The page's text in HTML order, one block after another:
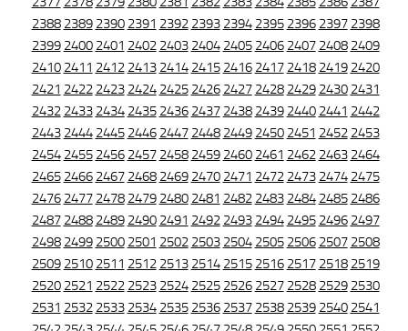
2388 2389 2390 2391 2392 2393 2394 2395 2396 2397 2398
2399 2400 2401 2402 2403 2404 2405 2406 2407 2408 2409
2410 2411 2412 2413 2414 2415 2416 2417 2418 2419 2420
2421 2422 2423 2424 2425 2426 2427 2428 2429 2430 2431
2432 2433 2434 2435 2436 2437 2438 2439 2440 2441 2442
2443 2444 2445 2446 2447 2448 2449 2450 2451 2452 2453
2454 2455 2456 2457 2458 2459 2460 2461 2462 2463 2464
2465 2466 2467 2468 2469 2470 2471 2472 2473 2474 2475
2476 2477 2478 2479 2480 2481 2482 2483 2484 2485 2486
2487 2488 2489 2490 2491 2492 2493 2494 2495 2496 2497
2498 2499 2500 2501 2502 2503 2504 2505 2506 2507 2508
2509 2510 2511 2512 2513 2514 2515 2516 2517 2518 2519
2520 2521 2522 2523 2524 2525 2526 2527 2528 2529 2530
2531 2532 2533 2534 2535 2536 2537 2538 2539 2540 2541